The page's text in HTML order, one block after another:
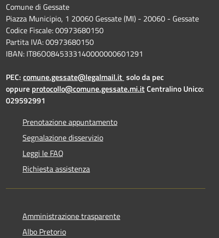
Comune di Gessate
Piazza Municipio, 1 20060 Gessate (MI) - 20060 - Gessate
Codice Fiscale: 00973680150
Partita IVA: 00973680150
IBAN: IT86O0845333140000000601291
PEC: comune.gessate@legalmail.it solo da pec
oppure protocollo@comune.gessate.mi.itCentralino Unico:
029592991
Prenotazione appuntamento
Segnalazione disservizio
Leggi le FAQ
Richiesta assistenza
Amministrazione trasparente
Albo Pretorio